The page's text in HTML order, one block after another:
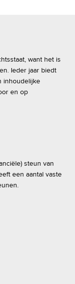
want het is
Ieder jaar biedt
inhoudelijke
en op
steun van
een aantal vaste